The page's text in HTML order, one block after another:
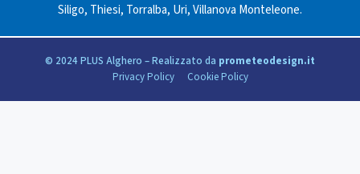
Siligo, Thiesi, Torralba, Uri,Villanova Monteleone.
© 2024 PLUS Alghero – Realizzato da prometeodesign.it
Privacy Policy
Cookie Policy